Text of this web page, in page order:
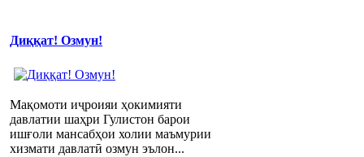
Диққат! Озмун!
Мақомоти иҷроияи ҳокимияти
давлатии шаҳри Гулистон барои
ишғоли мансабҳои холии маъмурии
хизмати давлатӣ озмун эълон...